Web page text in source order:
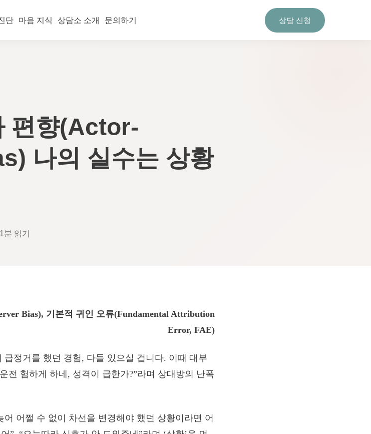
단 마음 지식 상담소 소개 문의하기 상담 신청
편향(Actor-
나의 실수는 상황
분 읽기
Bias), 기본적 귀인 오류(Fundamental Attribution
Error, FAE)
정거를 했던 경험, 다들 있으실 겁니다. 이때 대부
전 험하게 하네, 성격이 급한가?”라며 상대방의 난폭
어쩔 수 없이 차선을 변경해야 했던 상황이라면 어